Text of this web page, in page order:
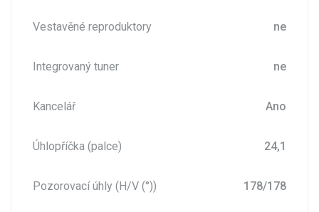
Vestavěné reproduktory ne
Integrovaný tuner ne
Kancelář Ano
Úhlopříčka (palce) 24,1
Pozorovací úhly (H/V (°)) 178/178